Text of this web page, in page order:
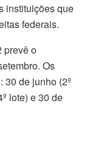
instituições que
federais.
prevê o
Os
30 de junho (2º
lote) e 30 de